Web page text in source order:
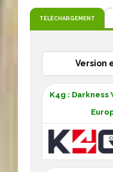
TÉLÉCHARGEMENT
Version
K4g : Darkness